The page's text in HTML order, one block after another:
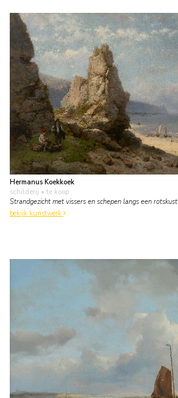
Hermanus Koekkoek
schilderij • te koop
Strandgezicht met vissers en schepen langs een rotskust
bekijk kunstwerk